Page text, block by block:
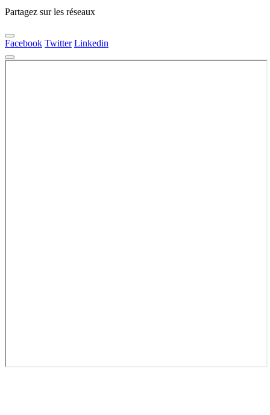
Partagez sur les réseaux
Facebook Twitter Linkedin